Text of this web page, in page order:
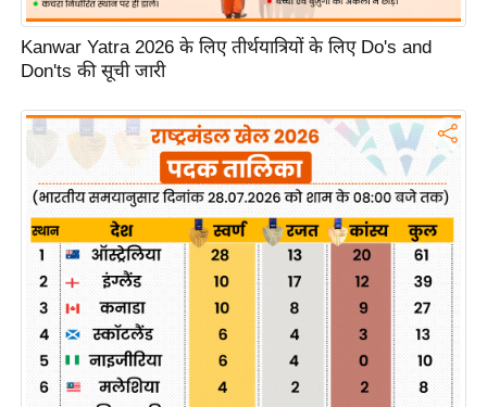
w
s
ला
इ
फ
स्टा
इ
ल
क्नॉ
लॉ
जी
ब्यू
Kanwar Yatra 2026 के लिए तीर्थयात्रियों के लिए Do's and
Don'ts की सूची जारी